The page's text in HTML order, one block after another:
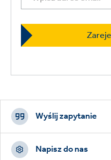
Footer
CTAs
Wyślij zapytanie
Napisz do nas